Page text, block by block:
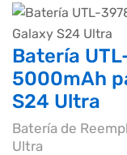
Batería
5000mAh
S24 Ultra
Batería de
Ultra